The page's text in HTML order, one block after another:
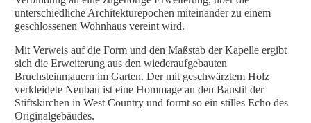
unterschiedliche Architekturepochen miteinander zu einem
geschlossenen Wohnhaus vereint wird.
Mit Verweis auf die Form und den Maßstab der Kapelle ergibt
sich die Erweiterung aus den wiederaufgebauten
Bruchsteinmauern im Garten. Der mit geschwärztem Holz
verkleidete Neubau ist eine Hommage an den Baustil der
Stiftskirchen in West Country und formt so ein stilles Echo des
Originalgebäudes.